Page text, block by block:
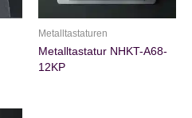
Metalltastaturen
Metalltastatur NHKT-A68-
12KP